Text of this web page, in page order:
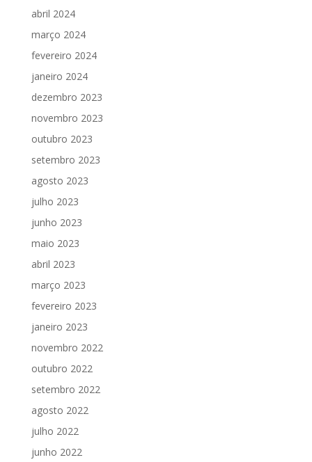
abril 2024
março 2024
fevereiro 2024
janeiro 2024
dezembro 2023
novembro 2023
outubro 2023
setembro 2023
agosto 2023
julho 2023
junho 2023
maio 2023
abril 2023
março 2023
fevereiro 2023
janeiro 2023
novembro 2022
outubro 2022
setembro 2022
agosto 2022
julho 2022
junho 2022